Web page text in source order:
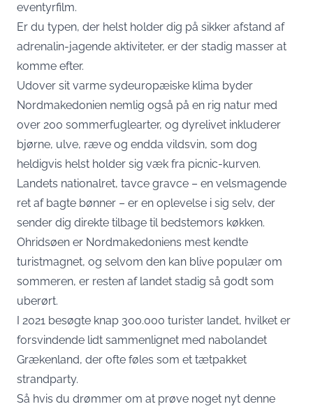
eventyrfilm.
Er du typen, der helst holder dig på sikker afstand af
adrenalin-jagende aktiviteter, er der stadig masser at
komme efter.
Udover sit varme sydeuropæiske klima byder
Nordmakedonien nemlig også på en rig natur med
over 200 sommerfuglearter, og dyrelivet inkluderer
bjørne, ulve, ræve og endda vildsvin, som dog
heldigvis helst holder sig væk fra picnic-kurven.
Landets nationalret, tavce gravce – en velsmagende
ret af bagte bønner – er en oplevelse i sig selv, der
sender dig direkte tilbage til bedstemors køkken.
Ohridsøen er Nordmakedoniens mest kendte
turistmagnet, og selvom den kan blive populær om
sommeren, er resten af landet stadig så godt som
uberørt.
I 2021 besøgte knap 300.000 turister landet, hvilket er
forsvindende lidt sammenlignet med nabolandet
Grækenland, der ofte føles som et tætpakket
strandparty.
Så hvis du drømmer om at prøve noget nyt denne